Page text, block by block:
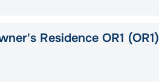
Residence OR1 (OR1)